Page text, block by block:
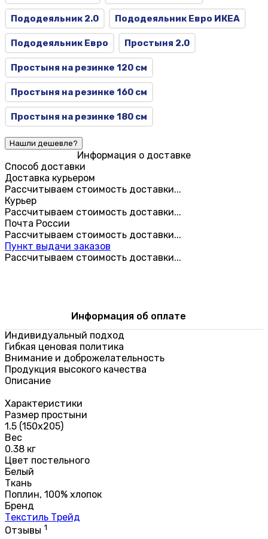
Пододеяльник 2.0 Пододеяльник Евро ИКЕА
Пододеяльник Евро Простыня 2.0
Простыня на резинке 120 см
Простыня на резинке 160 см
Простыня на резинке 180 см
Информация о доставке
Способ доставки
Доставка курьером
Рассчитываем стоимость доставки...
Курьер
Рассчитываем стоимость доставки...
Почта России
Рассчитываем стоимость доставки...
Пункт выдачи заказов
Рассчитываем стоимость доставки...
Информация об оплате
Индивидуальный подход
Гибкая ценовая политика
Внимание и доброжелательность
Продукция высокого качества
Описание
Характеристики
Размер простыни
1.5 (150х205)
Вес
0.38 кг
Цвет постельного
Белый
Ткань
Поплин, 100% хлопок
Бренд
Текстиль Трейд
Отзывы 1